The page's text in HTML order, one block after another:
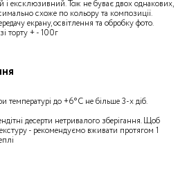
і ексклюзивний. Тож не буває двох однакових,
схоже по кольору та композиції.
екрану, освітлення та обробку фото.
торту + - 100г
температурі до +6°С не більше 3-х діб.
десерти нетривалого зберігання. Щоб
- рекомендуємо вживати протягом 1